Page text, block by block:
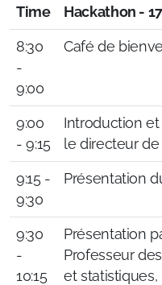
Time
Hackathon -
8:30
-
9:00
Café de
9:00
- 9:15
Introduction
le directeur de
9:15 -
9:30
Présentation
9:30
-
10:15
Présentation
Professeur
et